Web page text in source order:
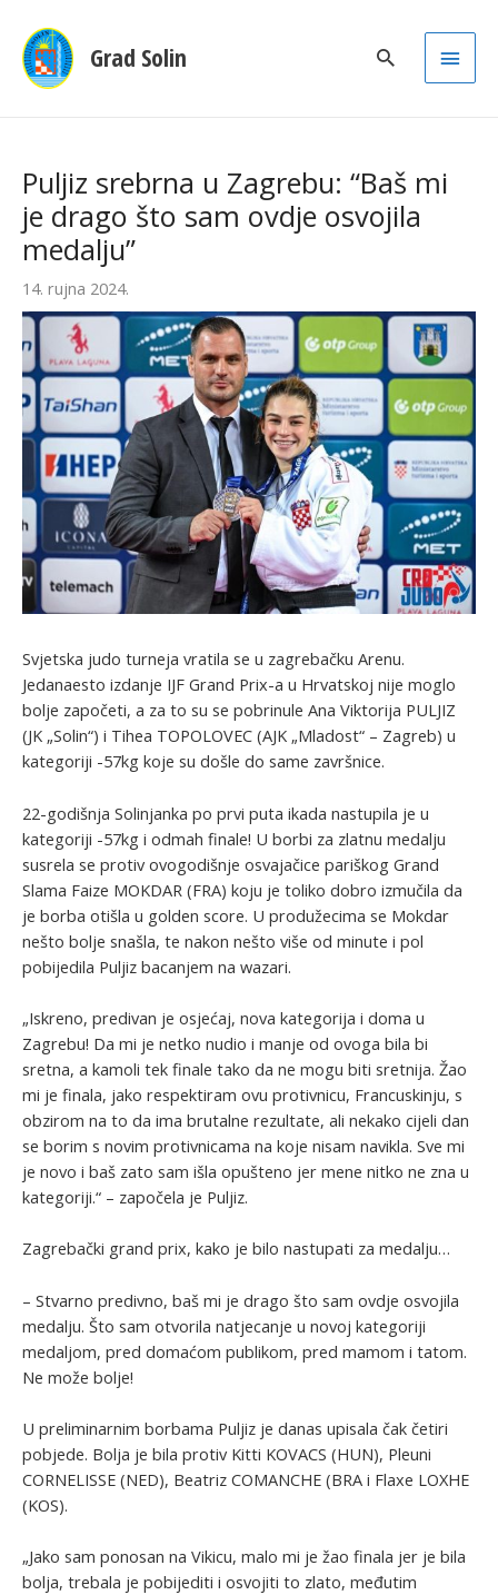
Grad Solin
Main
Puljiz srebrna u Zagrebu: “Baš mi
je drago što sam ovdje osvojila
medalju”
14. rujna 2024.
Svjetska judo turneja vratila se u zagrebačku Arenu.
Jedanaesto izdanje IJF Grand Prix-a u Hrvatskoj nije moglo
bolje započeti, a za to su se pobrinule Ana Viktorija PULJIZ
(JK „Solin“) i Tihea TOPOLOVEC (AJK „Mladost“ – Zagreb) u
kategoriji -57kg koje su došle do same završnice.
22-godišnja Solinjanka po prvi puta ikada nastupila je u
kategoriji -57kg i odmah finale! U borbi za zlatnu medalju
susrela se protiv ovogodišnje osvajačice pariškog Grand
Slama Faize MOKDAR (FRA) koju je toliko dobro izmučila da
je borba otišla u golden score. U produžecima se Mokdar
nešto bolje snašla, te nakon nešto više od minute i pol
pobijedila Puljiz bacanjem na wazari.
„Iskreno, predivan je osjećaj, nova kategorija i doma u
Zagrebu! Da mi je netko nudio i manje od ovoga bila bi
sretna, a kamoli tek finale tako da ne mogu biti sretnija. Žao
mi je finala, jako respektiram ovu protivnicu, Francuskinju, s
obzirom na to da ima brutalne rezultate, ali nekako cijeli dan
se borim s novim protivnicama na koje nisam navikla. Sve mi
je novo i baš zato sam išla opušteno jer mene nitko ne zna u
kategoriji.“ – započela je Puljiz.
Zagrebački grand prix, kako je bilo nastupati za medalju…
– Stvarno predivno, baš mi je drago što sam ovdje osvojila
medalju. Što sam otvorila natjecanje u novoj kategoriji
medaljom, pred domaćom publikom, pred mamom i tatom.
Ne može bolje!
U preliminarnim borbama Puljiz je danas upisala čak četiri
pobjede. Bolja je bila protiv Kitti KOVACS (HUN), Pleuni
CORNELISSE (NED), Beatriz COMANCHE (BRA i Flaxe LOXHE
(KOS).
„Jako sam ponosan na Vikicu, malo mi je žao finala jer je bila
bolja, trebala je pobijediti i osvojiti to zlato, međutim